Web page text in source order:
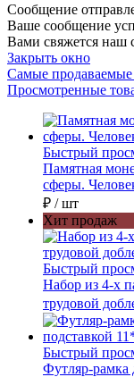
Сообщение
Ваше сообщение
Вами свяжется наш
Закрыть окно
Самые
Просмотренные
Быстрый
Памятная
сферы.
₽ / шт
Хит продаж
Быстрый
Набор из 4-х
трудовой
Быстрый
Футляр-рамка